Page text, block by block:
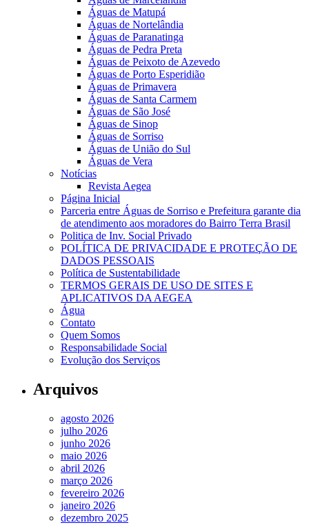
Águas de Matupá
Águas de Nortelândia
Águas de Paranatinga
Águas de Pedra Preta
Águas de Peixoto de Azevedo
Águas de Porto Esperidião
Águas de Primavera
Águas de Santa Carmem
Águas de São José
Águas de Sinop
Águas de Sorriso
Águas de União do Sul
Águas de Vera
Notícias
Revista Aegea
Página Inicial
Parceria entre Águas de Sorriso e Prefeitura garante dia
de atendimento aos moradores do Bairro Terra Brasil
Politica de Inv. Social Privado
POLÍTICA DE PRIVACIDADE E PROTEÇÃO DE
DADOS PESSOAIS
Política de Sustentabilidade
TERMOS GERAIS DE USO DE SITES E
APLICATIVOS DA AEGEA
Água
Contato
Quem Somos
Responsabilidade Social
Evolução dos Serviços
Arquivos
agosto 2026
julho 2026
junho 2026
maio 2026
abril 2026
março 2026
fevereiro 2026
janeiro 2026
dezembro 2025